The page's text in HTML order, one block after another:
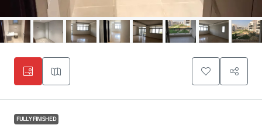
FULLY FINISHED